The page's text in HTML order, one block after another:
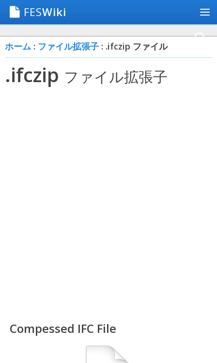
FESWiki
ホーム : ファイル拡張子 : .ifczip ファイル
.ifczip ファイル拡張子
Compessed IFC File